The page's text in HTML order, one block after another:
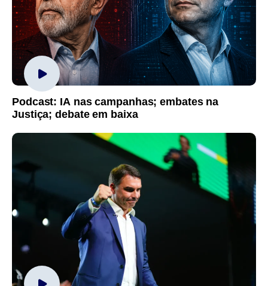
Podcast: IA nas campanhas; embates na
Justiça; debate em baixa